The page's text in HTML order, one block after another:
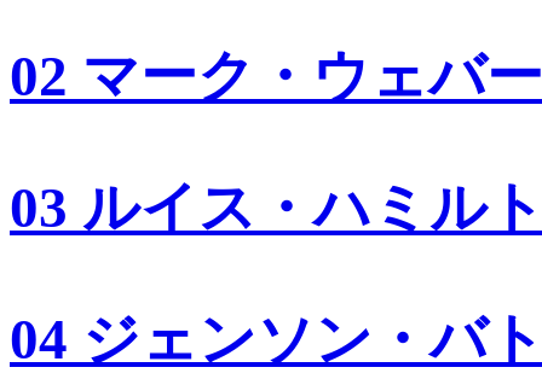
02 マーク・ウェバー
03 ルイス・ハミル
04 ジェンソン・バ